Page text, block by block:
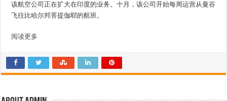
该航空公司正在扩大在印度的业务。十月，该公司开始每周运营从曼谷
飞往比哈尔邦菩提伽耶的航班。
阅读更多